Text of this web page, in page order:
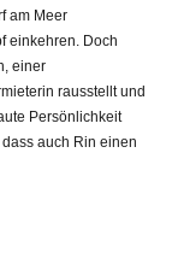
am Meer
einkehren. Doch
einer
rausstellt und
Persönlichkeit
auch Rin einen